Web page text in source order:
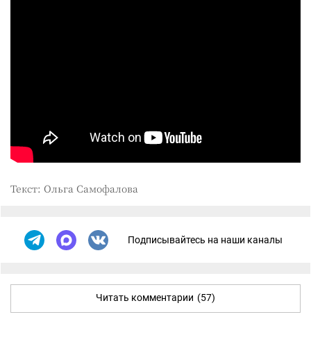
Текст: Ольга Самофалова
Подписывайтесь на наши каналы
Читать комментарии (57)